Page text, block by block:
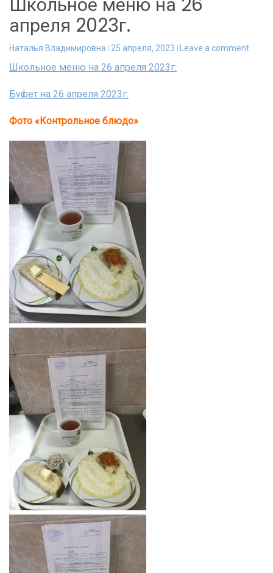
апреля 2023г.
Наталья Владимировна 25 апреля, 2023 Leave a comment
Школьное меню на 26 апреля 2023г.
Буфет на 26 апреля 2023г.
Фото «Контрольное блюдо»